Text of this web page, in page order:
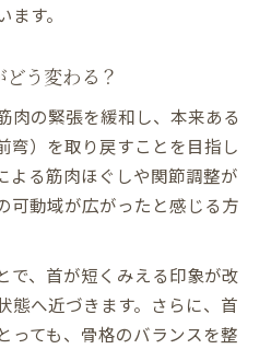
す。
う変わる？
肉の緊張を緩和し、本来ある
弯）を取り戻すことを目指し
よる筋肉ほぐしや関節調整が
可動域が広がったと感じる方
で、首が短くみえる印象が改
態へ近づきます。さらに、首
っても、骨格のバランスを整